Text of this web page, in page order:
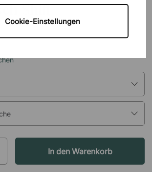
Cookie-Einstellungen
Shift
In den Warenkorb